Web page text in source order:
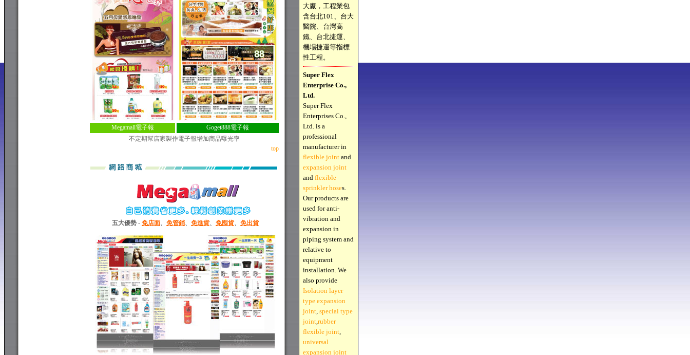
Megamall電子報
Goget888電子報
不定期幫店家製作電子報增加商品曝光率
top
五大優勢 - 免店面、 免管銷、 免進貨、 免囤貨、 免出貨
大廠，工程業包
含台北101、台大
醫院、台灣高
鐵、台北捷運、
機場捷運等指標
性工程。
Super Flex
Enterprise Co.,
Ltd.
Super Flex
Enterprises Co.,
Ltd. is a
professional
manufacturer in
flexible joint and
expansion joint
and flexible
sprinkler hoses.
Our products are
used for anti-
vibration and
expansion in
piping system and
relative to
equipment
installation. We
also provide
Isolation layer
type expansion
joint, special type
joint,rubber
flexible joint,
universal
expansion joint